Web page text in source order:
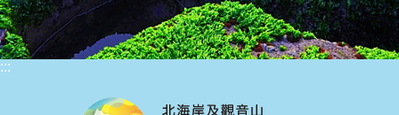
:::